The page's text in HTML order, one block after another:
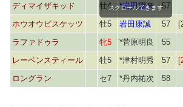
ディマイザキッド
牡4 *岩田望来 57
ホウオウビスケッツ
牡5 岩田康誠 57
ラファドゥラ
牝5 *菅原明良 55
レーベンスティール
牡5 *津村明秀 57
ロングラン
セ7 *丹内祐次 58
スクロールできます